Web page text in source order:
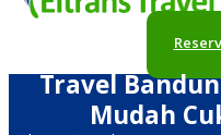
Travel
Mudah